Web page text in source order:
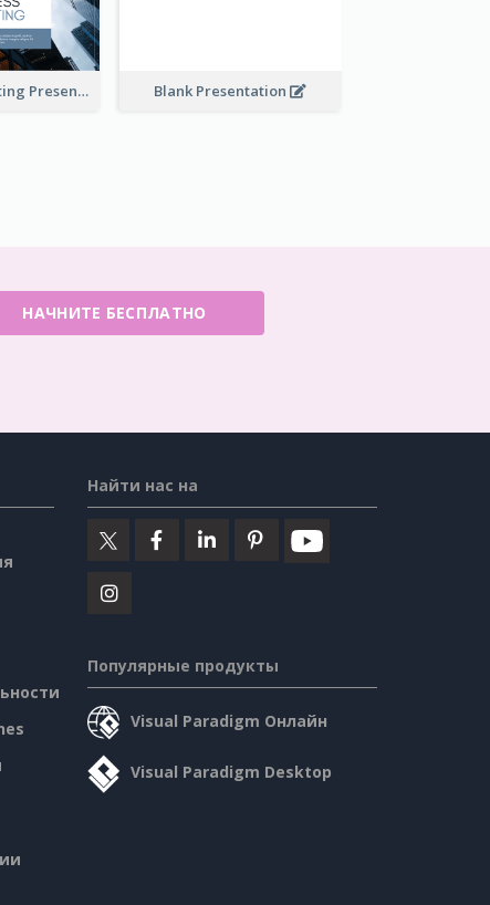
Business Marketing Presentation Blank Presentation
НАЧНИТЕ БЕСПЛАТНО
Найти нас на
Популярные продукты
Visual Paradigm Онлайн
Visual Paradigm Desktop